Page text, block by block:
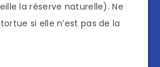
la réserve naturelle). Ne
si elle n’est pas de la